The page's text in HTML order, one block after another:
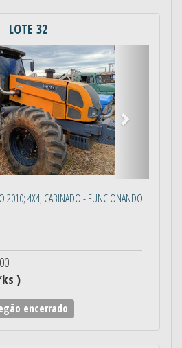
LOTE 32
2010; 4X4; CABINADO - FUNCIONANDO
)
encerrado